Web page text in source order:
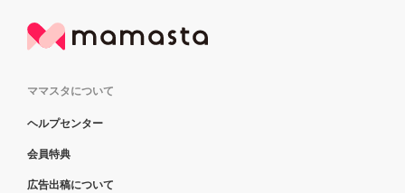
ママスタについて
ヘルプセンター
会員特典
広告出稿について